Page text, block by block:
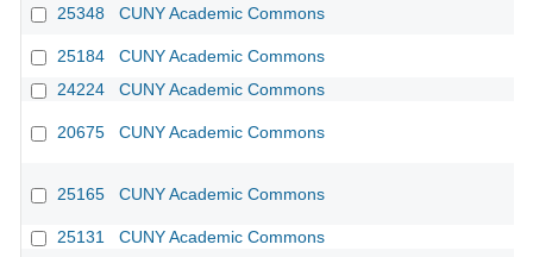
25348 CUNY Academic Commons
25184
CUNY Academic Commons
24224
CUNY Academic Commons
20675 CUNY Academic Commons
25165 CUNY Academic Commons
25131 CUNY Academic Commons